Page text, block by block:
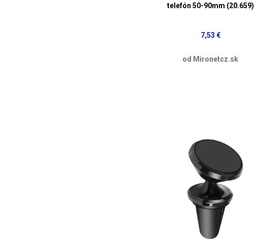
telefón 50-90mm (20.659)
7,53 €
od Mironetcz.sk